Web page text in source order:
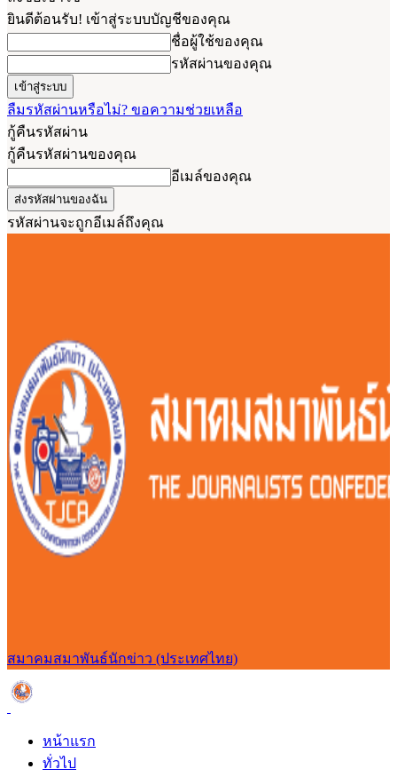
ยินดีต้อนรับ! เข้าสู่ระบบบัญชีของคุณ
ชื่อผู้ใช้ของคุณ
รหัสผ่านของคุณ
ลืมรหัสผ่านหรือไม่? ขอความช่วยเหลือ
กู้คืนรหัสผ่าน
กู้คืนรหัสผ่านของคุณ
อีเมล์ของคุณ
รหัสผ่านจะถูกอีเมล์ถึงคุณ
สมาคมสมาพันธ์นักข่าว (ประเทศไทย)
หน้าแรก
ทั่วไป